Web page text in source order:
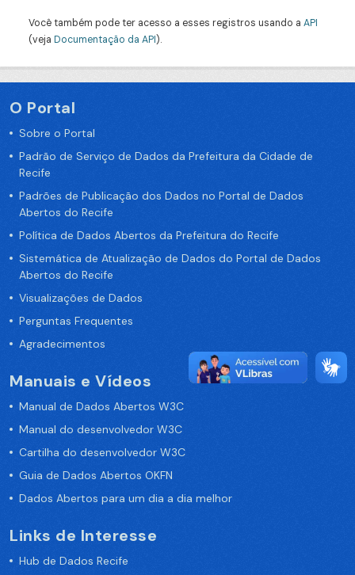
Você também pode ter acesso a esses registros usando a API
(veja Documentação da API).
O Portal
Sobre o Portal
Padrão de Serviço de Dados da Prefeitura da Cidade de
Recife
Padrões de Publicação dos Dados no Portal de Dados
Abertos do Recife
Política de Dados Abertos da Prefeitura do Recife
Sistemática de Atualização de Dados do Portal de Dados
Abertos do Recife
Visualizações de Dados
Perguntas Frequentes
Agradecimentos
Manuais e Vídeos
Manual de Dados Abertos W3C
Manual do desenvolvedor W3C
Cartilha do desenvolvedor W3C
Guia de Dados Abertos OKFN
Dados Abertos para um dia a dia melhor
Links de Interesse
Hub de Dados Recife